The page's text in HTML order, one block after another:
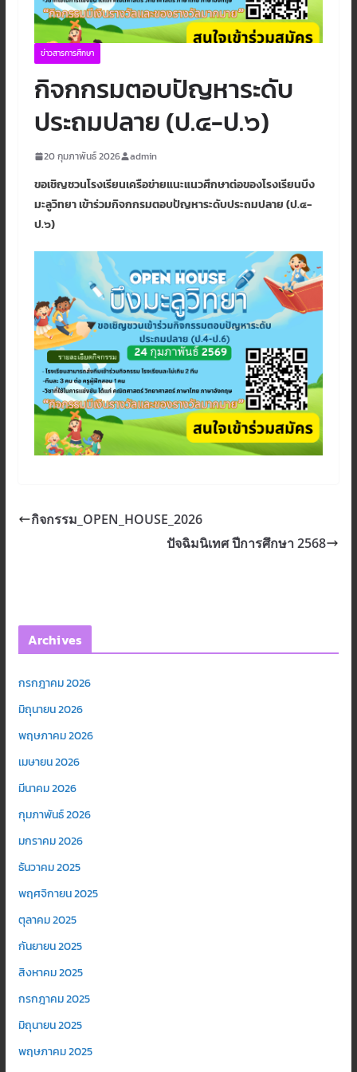
ข่าวสารการศึกษา
กิจกกรมตอบปัญหาระดับ
ประถมปลาย (ป.๔-ป.๖)
20 กุมภาพันธ์ 2026 admin
ขอเชิญชวนโรงเรียนเครือข่ายแนะแนวศึกษาต่อของโรงเรียนบึง
มะลูวิทยา เข้าร่วมกิจกกรมตอบปัญหาระดับประถมปลาย (ป.๔-
ป.๖)
กิจกรรม_OPEN_HOUSE_2026
ปัจฉิมนิเทศ ปีการศึกษา 2568
Archives
กรกฎาคม 2026
มิถุนายน 2026
พฤษภาคม 2026
เมษายน 2026
มีนาคม 2026
กุมภาพันธ์ 2026
มกราคม 2026
ธันวาคม 2025
พฤศจิกายน 2025
ตุลาคม 2025
กันยายน 2025
สิงหาคม 2025
กรกฎาคม 2025
มิถุนายน 2025
พฤษภาคม 2025